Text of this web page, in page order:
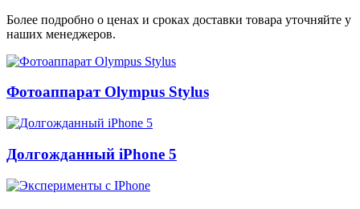
Более подробно о ценах и сроках доставки товара уточняйте у
наших менеджеров.
Фотоаппарат Olympus Stylus
Долгожданный iPhone 5